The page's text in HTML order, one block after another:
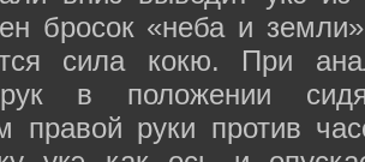
бросок «неба и
сила кокю. При
рук в положении
правой руки против